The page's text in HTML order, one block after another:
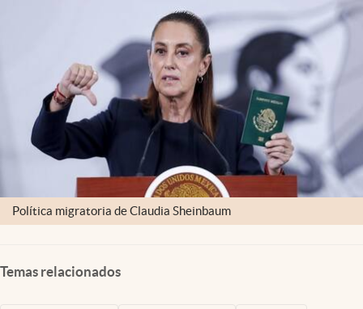
abre en nueva pestaña
México
Política migratoria de Claudia Sheinbaum
Temas relacionados